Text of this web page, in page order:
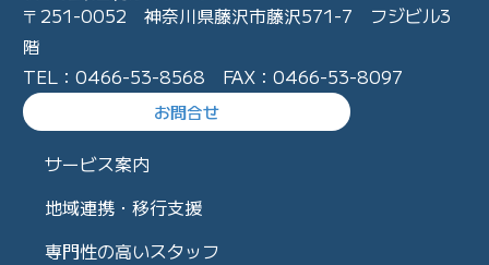
〒251-0052 神奈川県藤沢市藤沢571-7 フジビル3
階
TEL：0466-53-8568 FAX：0466-53-8097
お問合せ
サービス案内
地域連携・移行支援
専門性の高いスタッフ